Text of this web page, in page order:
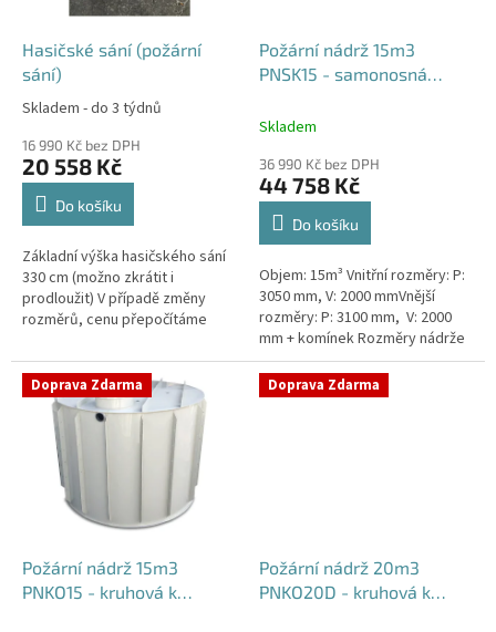
Hasičské sání (požární
sání)
Průměrné
produktu
je
4,2
hvězdiček.
Skladem - do 3 týdnů
16 990 Kč bez DPH
20 558 Kč
Do košíku
Základní výška hasičského sání
330 cm (možno zkrátit i
prodloužit) V případě změny
rozměrů, cenu přepočítáme
Požární nádrž 15m3
PNSK15 - samonosná
Skladem
36 990 Kč bez DPH
44 758 Kč
Do košíku
Objem: 15m³ Vnitřní rozměry: P:
3050 mm, V: 2000 mmVnější
rozměry: P: 3100 mm, V: 2000
mm + komínek Rozměry nádrže
možno jakkoliv upravit -
vyrobíme nádrž na míru!Nádrž...
Doprava Zdarma
Požární nádrž 15m3
PNKO15 - kruhová k
Doprava Zdarma
Požární nádrž 20m3
PNKO20D - kruhová k